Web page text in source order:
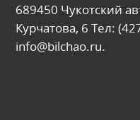
689450 Чукотский
Курчатова, 6 Тел:
info@bilchao.ru.